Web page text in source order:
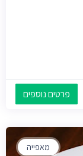
פרטים נוספים
מאפייה